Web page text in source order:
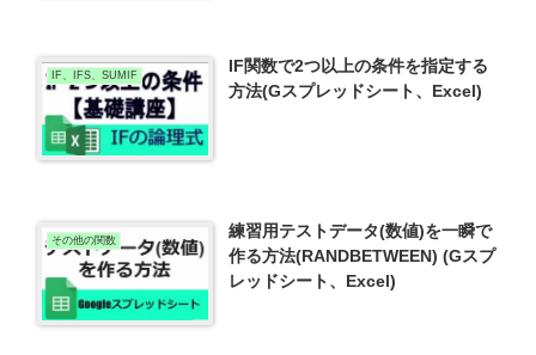
IF、IFS、SUMIF
IF関数で2つ以上の条件を指定する
方法(Gスプレッドシート、Excel)
その他の関数
練習用テストデータ(数値)を一瞬で
作る方法(RANDBETWEEN) (Gスプ
レッドシート、Excel)